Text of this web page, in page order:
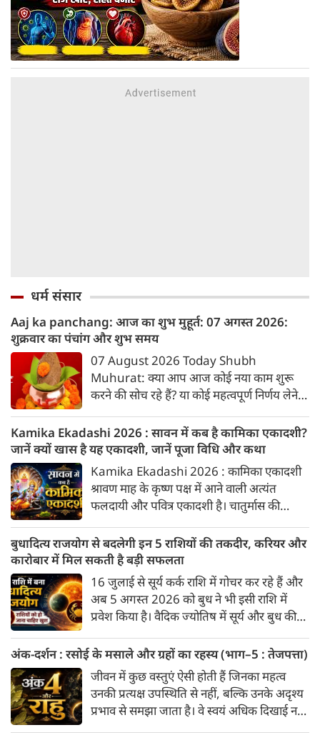
धर्म संसार
Aaj ka panchang: आज का शुभ मुहूर्त: 07 अगस्‍त 2026:
शुक्रवार का पंचांग और शुभ समय
07 August 2026 Today Shubh
Muhurat: क्या आप आज कोई नया काम शुरू
करने की सोच रहे हैं? या कोई महत्वपूर्ण निर्णय लेने
शुभ कार्य को सही मुहूर्त में करने से सफलता की
संभावना बढ़ जाती है। 'वेबदुनिया' आपके लिए लेकर
आया है 07 अगस्‍त, 2026 का विशेष पंचांग और
शुभ-अशुभ मुहूर्त।
Kamika Ekadashi 2026 : सावन में कब है कामिका एकादशी?
जानें क्यों खास है यह एकादशी, जानें पूजा विधि और कथा
Kamika Ekadashi 2026 : कामिका एकादशी
श्रावण माह के कृष्ण पक्ष में आने वाली अत्यंत
फलदायी और पवित्र एकादशी है। चातुर्मास की
इसलिए सनातन धर्म में इसका विशेष महत्व है। यह
एकादशी भक्ति, आस्था और आत्म-शुद्धि का अद्भुत
पर्व है। पौराणिक मान्यताओं के अनुसार, इस दिन
भगवान विष्णु के 'उपेंद्र' स्वरूप की पूजा करने से
जाने-अनजाने में हुए पाप नष्ट हो जाते हैं और
मनोकामनाएं पूरी होती हैं। 9 अगस्त 2026 को
कामिका एकादशी का व्रत रखा जाएगा। आाइए
जानते हैं इस व्रत का महत्व, व्रत का पारण, महात्म्य,
फल, पूजा विधि और पूजन करने का सटीक शुभ
मुहूर्त...
बुधादित्य राजयोग से बदलेगी इन 5 राशियों की तकदीर, करियर और
कारोबार में मिल सकती है बड़ी सफलता
16 जुलाई से सूर्य कर्क राशि में गोचर कर रहे हैं और
अब 5 अगस्त 2026 को बुध ने भी इसी राशि में
प्रवेश किया है। वैदिक ज्योतिष में सूर्य और बुध की
बुधादित्य राजयोग बनने से मुख्य रूप से इन 5
राशियों के लिए अत्यंत शुभ और लाभदायक समय
की शुरुआत होती है। मेष, मिथुन, कर्क, कन्या और
तुला।
अंक-दर्शन : रसोई के मसाले और ग्रहों का रहस्य (भाग–5 : तेजपत्ता)
जीवन में कुछ वस्तुएं ऐसी होती हैं जिनका महत्व
उनकी प्रत्यक्ष उपस्थिति से नहीं, बल्कि उनके अदृश्य
प्रभाव से समझा जाता है। वे स्वयं अधिक दिखाई नहीं